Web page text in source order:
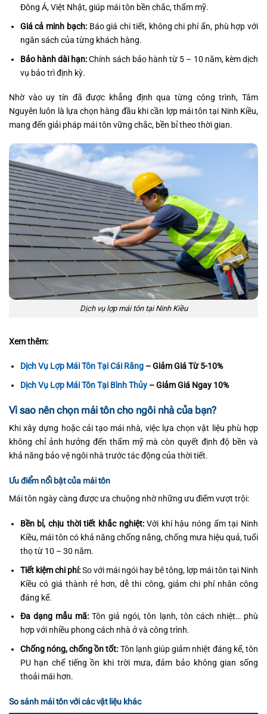
Đông Á, Việt Nhật, giúp mái tôn bền chắc, thẩm mỹ.
Giá cả minh bạch:Báo giá chi tiết, không chi phí ẩn, phù hợp với
ngân sách của từng khách hàng.
Bảo hành dài hạn:Chính sách bảo hành từ 5 – 10 năm, kèm dịch
vụ bảo trì định kỳ.
Nhờ vào uy tín đã được khẳng định qua từng công trình, Tâm
Nguyên luôn là lựa chọn hàng đầu khi cần lợp mái tôn tại Ninh Kiều,
mang đến giải pháp mái tôn vững chắc, bền bỉ theo thời gian.
Dịch vụ lợp mái tôn tại Ninh Kiều
Xem thêm:
Dịch Vụ Lợp Mái Tôn Tại Cái Răng– Giảm Giá Từ 5-10%
Dịch Vụ Lợp Mái Tôn Tại Bình Thủy– Giảm Giá Ngay 10%
Vì sao nên chọn mái tôn cho ngôi nhà của bạn?
Khi xây dựng hoặc cải tạo mái nhà, việc lựa chọn vật liệu phù hợp
không chỉ ảnh hưởng đến thẩm mỹ mà còn quyết định độ bền và
khả năng bảo vệ ngôi nhà trước tác động của thời tiết.
Ưu điểm nổi bật của mái tôn
Mái tôn ngày càng được ưa chuộng nhờ những ưu điểm vượt trội:
Bền bỉ, chịu thời tiết khắc nghiệt:Với khí hậu nóng ẩm tại Ninh
Kiều, mái tôn có khả năng chống nắng, chống mưa hiệu quả, tuổi
thọ từ 10 – 30 năm.
Tiết kiệm chi phí:So với mái ngói hay bê tông, lợp mái tôn tại Ninh
Kiều có giá thành rẻ hơn, dễ thi công, giảm chi phí nhân công
đáng kể.
Đa dạng mẫu mã: Tôn giả ngói, tôn lạnh, tôn cách nhiệt… phù
hợp với nhiều phong cách nhà ở và công trình.
Chống nóng, chống ồn tốt: Tôn lạnh giúp giảm nhiệt đáng kể, tôn
PU hạn chế tiếng ồn khi trời mưa, đảm bảo không gian sống
thoải mái hơn.
So sánh mái tôn với các vật liệu khác